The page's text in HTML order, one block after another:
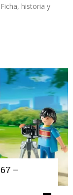
historia y
–